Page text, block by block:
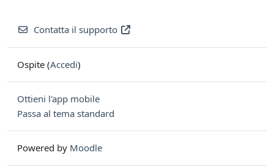
Contatta il supporto
Ospite (Accedi)
Ottieni l'app mobile
Passa al tema standard
Powered by Moodle